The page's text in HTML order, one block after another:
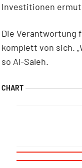
Investitionen
Die Verantwortung
komplett von sich.
so Al-Saleh.